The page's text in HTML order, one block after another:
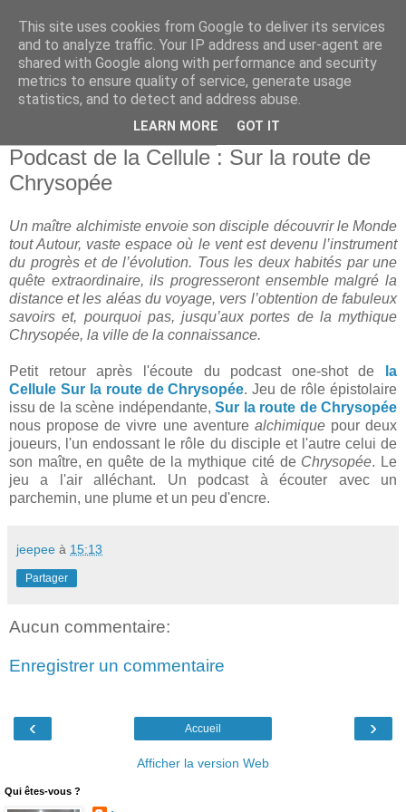
Podcast de la Cellule : Sur la route de
Chrysopée
Un maître alchimiste envoie son disciple découvrir le Monde
tout Autour, vaste espace où le vent est devenu l’instrument
du progrès et de l’évolution. Tous les deux habités par une
quête extraordinaire, ils progresseront ensemble malgré la
distance et les aléas du voyage, vers l’obtention de fabuleux
savoirs et, pourquoi pas, jusqu’aux portes de la mythique
Chrysopée, la ville de la connaissance.
Petit retour après l'écoute du podcast one-shot de
la
Cellule Sur la route de Chrysopée. Jeu de rôle épistolaire
issu de la scène indépendante,Sur la route de Chrysopée
nous propose de vivre une aventure alchimique pour deux
joueurs, l'un endossant le rôle du disciple et l'autre celui de
son maître, en quête de la mythique cité de Chrysopée. Le
jeu a l'air alléchant. Un podcast à écouter avec un
parchemin, une plume et un peu d'encre.
jeepee à 15:13
Partager
Aucun commentaire:
Enregistrer un commentaire
‹ ›
Accueil
Afficher la version Web
Qui êtes-vous ?
This site uses cookies from Google to deliver its services
and to analyze traffic. Your IP address and user-agent are
shared with Google along with performance and security
metrics to ensure quality of service, generate usage
statistics, and to detect and address abuse.
LEARN MORE GOT IT